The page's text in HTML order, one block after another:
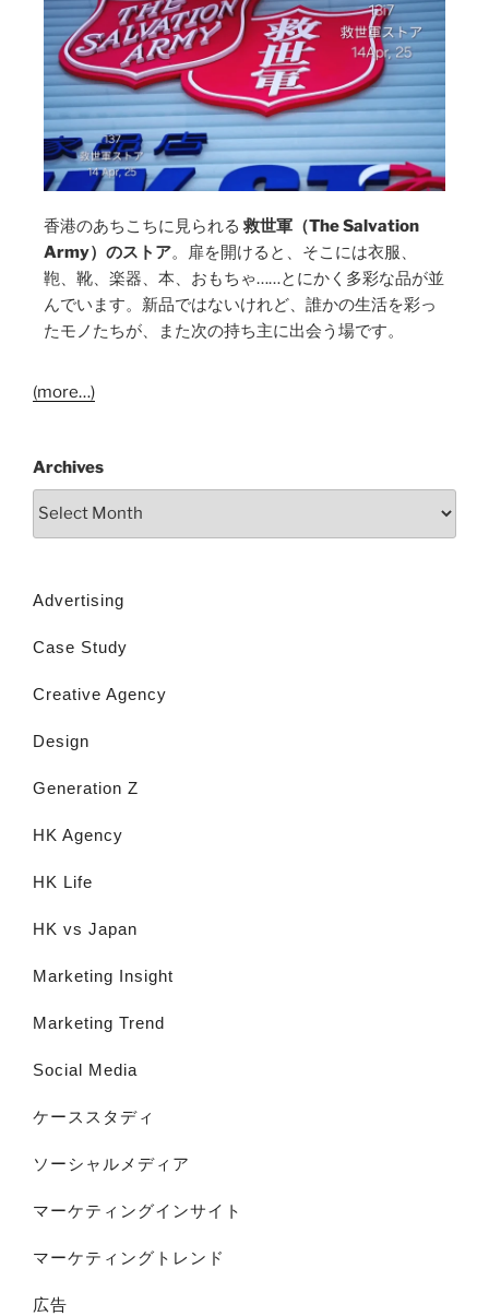
香港のあちこちに見られる救世軍（The Salvation
Army）のストア。扉を開けると、そこには衣服、
鞄、靴、楽器、本、おもちゃ……とにかく多彩な品が並
んでいます。新品ではないけれど、誰かの生活を彩っ
たモノたちが、また次の持ち主に出会う場です。
(more…)
Archives
Advertising
Case Study
Creative Agency
Design
Generation Z
HK Agency
HK Life
HK vs Japan
Marketing Insight
Marketing Trend
Social Media
ケーススタディ
ソーシャルメディア
マーケティングインサイト
マーケティングトレンド
広告